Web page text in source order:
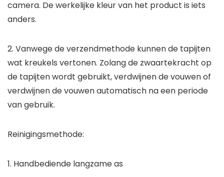
camera. De werkelijke kleur van het product is iets
anders.
2. Vanwege de verzendmethode kunnen de tapijten
wat kreukels vertonen. Zolang de zwaartekracht op
de tapijten wordt gebruikt, verdwijnen de vouwen of
verdwijnen de vouwen automatisch na een periode
van gebruik.
Reinigingsmethode:
1. Handbediende langzame as